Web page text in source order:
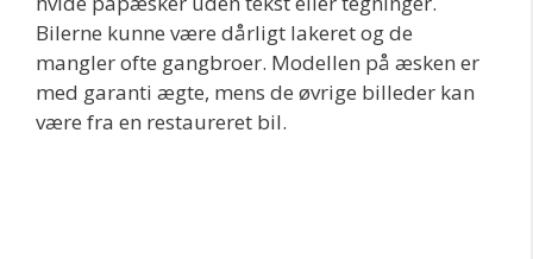
Bilerne kunne være dårligt lakeret og de
mangler ofte gangbroer. Modellen på æsken er
med garanti ægte, mens de øvrige billeder kan
være fra en restaureret bil.